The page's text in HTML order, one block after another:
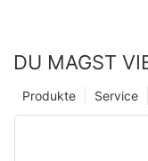
DU MAGST
Service
Produkte